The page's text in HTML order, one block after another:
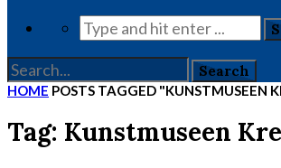
HOME POSTS TAGGED "KUNSTMUSEEN
Tag: Kunstmuseen